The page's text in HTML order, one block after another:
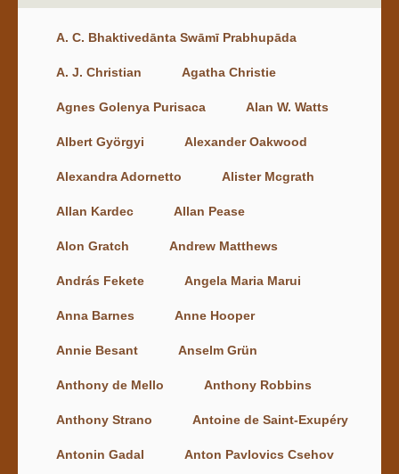
A. C. Bhaktivedānta Swāmī Prabhupāda
A. J. Christian Agatha Christie
Agnes Golenya Purisaca Alan W. Watts
Albert Györgyi Alexander Oakwood
Alexandra Adornetto Alister Mcgrath
Allan Kardec Allan Pease
Alon Gratch Andrew Matthews
András Fekete Angela Maria Marui
Anna Barnes Anne Hooper
Annie Besant Anselm Grün
Anthony de Mello Anthony Robbins
Anthony Strano Antoine de Saint-Exupéry
Antonin Gadal Anton Pavlovics Csehov